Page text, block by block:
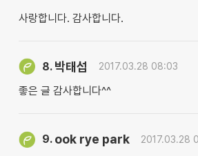
사랑합니다. 감사합니다.
8. 박태섭 2017.03.28 08:03
좋은 글 감사합니다^^
9. ook rye park 2017.03.28